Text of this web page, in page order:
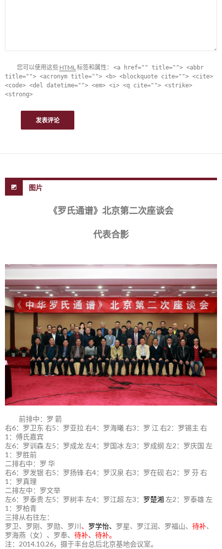
您可以使用这些 HTML标签和属性： <a href="" title=""> <abbr
title=""> <acronym title=""> <b> <blockquote cite=""> <cite>
<code> <del datetime=""> <em> <i> <q cite=""> <strike>
<strong>
图片
《罗氏通谱》北京第二次座谈会
代表合影
前排中：罗 箭
右6：罗卫东 右5：罗亚拉 右4：罗海曦 右3：罗 江 右2：罗锡主 右
1：傅氏嘉宾
左6：罗训森 左5：罗成龙 左4：罗国冰 左3：罗成纲 左2：罗庆国 左
1：罗胜前
二排右中：罗 华
右6：罗发银 右5：罗扬锋 右4：罗汉泉 右3：罗在砚 右2：罗 芬 右
1：罗真理
二排左中：罗文举
左6：罗泰贵 左5：罗树丰 左4：罗江超 左3： 罗楚湘 左2：罗泰雄 左
1：罗柏青
三排从右往左：
罗卫、罗刚、罗勋、罗川 、 罗学怡、 罗星、罗江润、罗福山、 待补、
罗海燕（女）、罗奉、 待补、待补。
注：2014.10.26，摄于丰台总后北京基地会议室。